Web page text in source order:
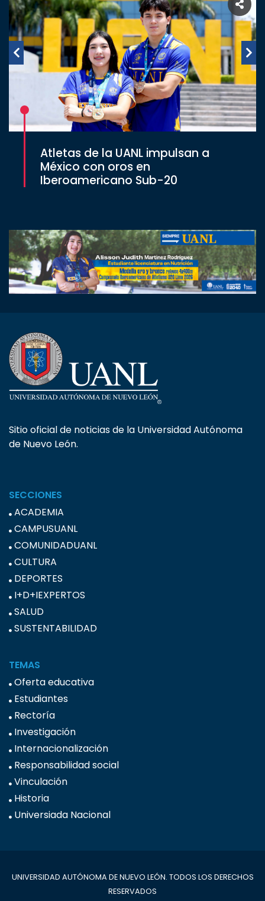
Atletas de la UANL impulsan a
México con oros en
Iberoamericano Sub-20
Sitio oficial de noticias de la Universidad Autónoma
de Nuevo León.
SECCIONES
ACADEMIA
CAMPUSUANL
COMUNIDADUANL
CULTURA
DEPORTES
I+D+IEXPERTOS
SALUD
SUSTENTABILIDAD
TEMAS
Oferta educativa
Estudiantes
Rectoría
Investigación
Internacionalización
Responsabilidad social
Vinculación
Historia
Universiada Nacional
UNIVERSIDAD AUTÓNOMA DE NUEVO LEÓN. TODOS LOS DERECHOS
RESERVADOS